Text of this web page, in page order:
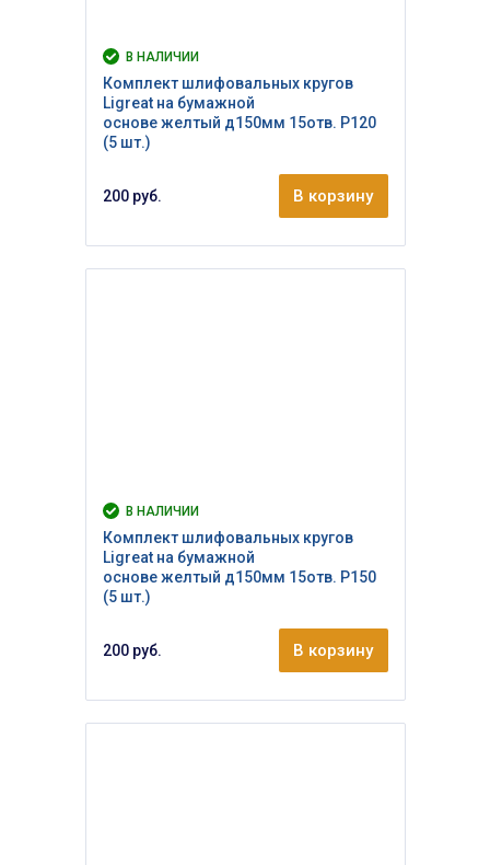
В НАЛИЧИИ
Комплект шлифовальных кругов
Ligreat на бумажной
основе желтый д150мм 15отв. Р120
(5 шт.)
200 руб. В корзину
В НАЛИЧИИ
Комплект шлифовальных кругов
Ligreat на бумажной
основе желтый д150мм 15отв. Р150
(5 шт.)
200 руб. В корзину